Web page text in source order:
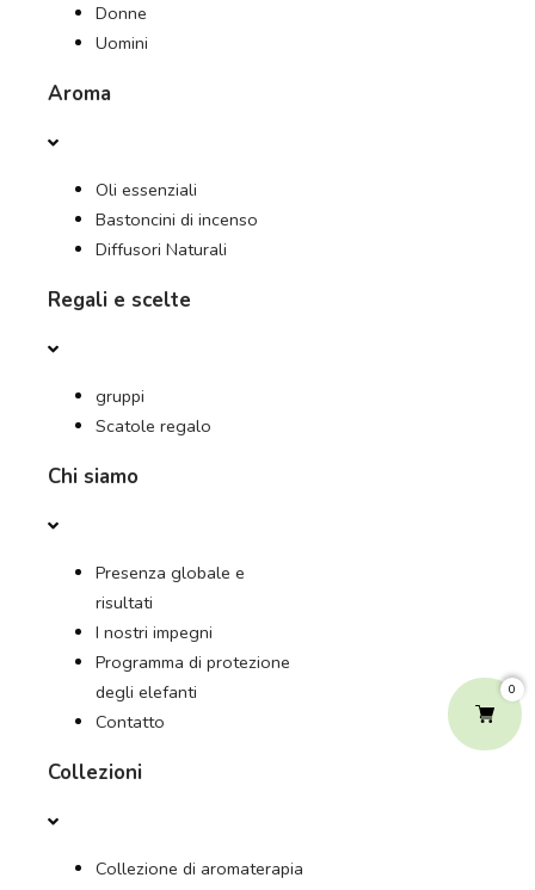
0
Donne
Uomini
Aroma
Oli essenziali
Bastoncini di incenso
Diffusori Naturali
Regali e scelte
gruppi
Scatole regalo
Chi siamo
Presenza globale e
risultati
I nostri impegni
Programma di protezione
degli elefanti
Contatto
Collezioni
Collezione di aromaterapia